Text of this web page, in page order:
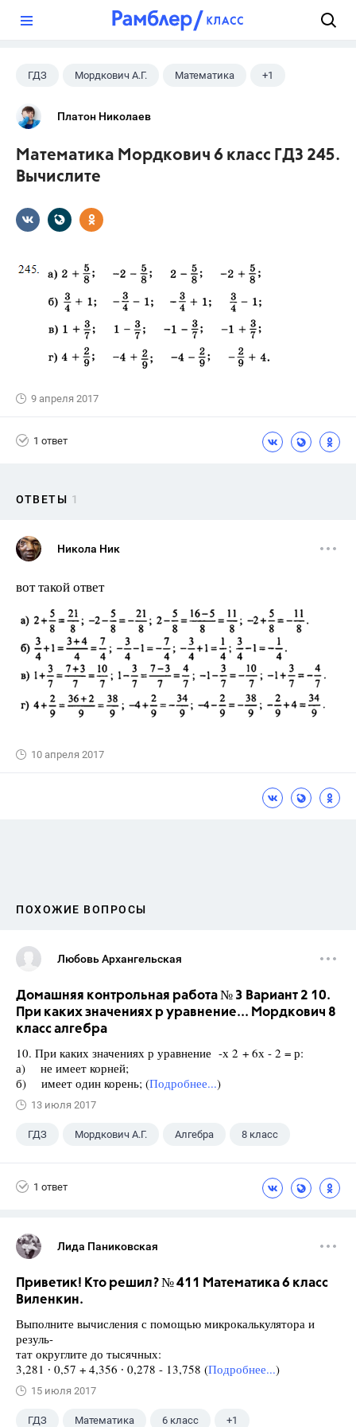
ГДЗ Мордкович А.Г. Математика +1
6 класс
Платон Николаев
Математика Мордкович 6 класс ГДЗ 245.
Вычислите
9 апреля 2017
1 ответ
ОТВЕТЫ 1
Никола Ник
вот такой ответ
10 апреля 2017
ПОХОЖИЕ ВОПРОСЫ
Любовь Архангельская
Домашняя контрольная работа № 3 Вариант 2 10.
При каких значениях р уравнение... Мордкович 8
класс алгебра
10. При каких значениях р уравнение -х 2 + 6х - 2 = р:
а) не имеет корней;
б) имеет один корень; (Подробнее...)
13 июля 2017
ГДЗ Мордкович А.Г. Алгебра 8 класс
1 ответ
Лида Паниковская
Приветик! Кто решил? № 411 Математика 6 класс
Виленкин.
Выполните вычисления с помощью микрокалькулятора и
резуль-
тат округлите до тысячных:
3,281 ∙ 0,57 + 4,356 ∙ 0,278 - 13,758 (Подробнее...)
15 июля 2017
ГДЗ Математика 6 класс +1